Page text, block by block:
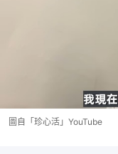
圖自「珍心活」YouTube